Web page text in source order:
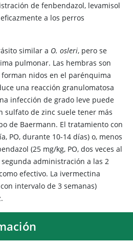
de fenbendazol, levamisol
a los perros
similar a O. osleri, pero se
pulmonar. Las hembras son
nidos en el parénquima
una reacción granulomatosa
infección de grado leve puede
sulfato de zinc suele tener más
de Baermann. El tratamiento con
PO, durante 10-14 días) o, menos
(25 mg/kg, PO, dos veces al
administración a las 2
efectivo. La ivermectina
intervalo de 3 semanas)